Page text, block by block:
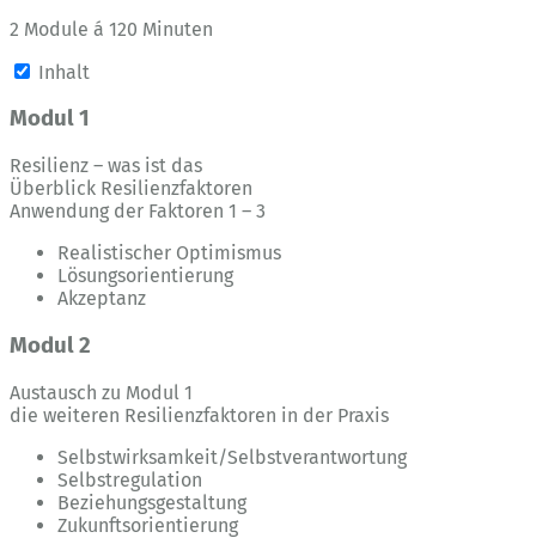
2 Module á 120 Minuten
Inhalt
Modul 1
Resilienz – was ist das
Überblick Resilienzfaktoren
Anwendung der Faktoren 1 – 3
Realistischer Optimismus
Lösungsorientierung
Akzeptanz
Modul 2
Austausch zu Modul 1
die weiteren Resilienzfaktoren in der Praxis
Selbstwirksamkeit/Selbstverantwortung
Selbstregulation
Beziehungsgestaltung
Zukunftsorientierung